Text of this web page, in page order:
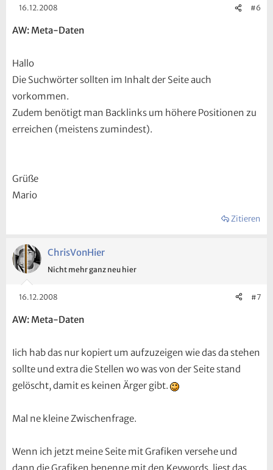
16.12.2008 #6
AW: Meta-Daten
Hallo
Die Suchwörter sollten im Inhalt der Seite auch
vorkommen.
Zudem benötigt man Backlinks um höhere Positionen zu
erreichen (meistens zumindest).
Grüße
Mario
Zitieren
ChrisVonHier
Nicht mehr ganz neu hier
16.12.2008 #7
AW: Meta-Daten
Iich hab das nur kopiert um aufzuzeigen wie das da stehen
sollte und extra die Stellen wo was von der Seite stand
gelöscht, damit es keinen Ärger gibt.
Mal ne kleine Zwischenfrage.
Wenn ich jetzt meine Seite mit Grafiken versehe und
dann die Grafiken benenne mit den Keywords, liest das